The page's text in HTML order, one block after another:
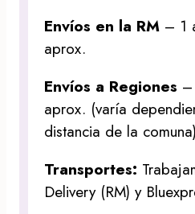
Envíos en la RM – 1
aprox.
Envíos a Regiones
aprox. (varía
distancia de la comuna)
Transportes:
Delivery (RM) y